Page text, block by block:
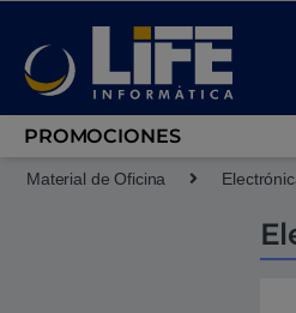
PROMOCIONES
Material de Oficina